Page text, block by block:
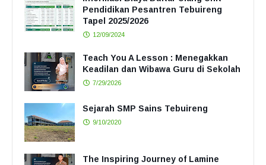
Pendidikan Pesantren Tebuireng
Tapel 2025/2026
12/09/2024
Teach You A Lesson : Menegakkan
Keadilan dan Wibawa Guru di Sekolah
7/29/2026
Sejarah SMP Sains Tebuireng
9/10/2020
The Inspiring Journey of Lamine